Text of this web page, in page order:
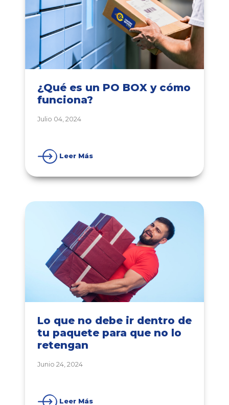
¿Qué es un PO BOX y cómo
funciona?
Julio 04, 2024
Leer Más
Lo que no debe ir dentro de
tu paquete para que no lo
retengan
Junio 24, 2024
Leer Más